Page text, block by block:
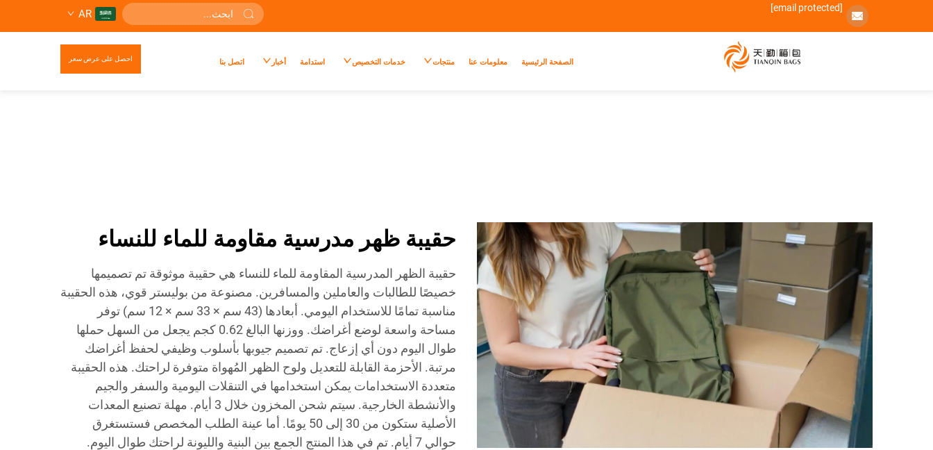
[email protected]
AR
الصفحة الرئيسية معلومات عنا منتجات خدمات التخصيص استدامة أخبار اتصل بنا احصل على عرض سعر
حقيبة ظهر مدرسية مقاومة للماء للنساء
حقيبة الظهر المدرسية المقاومة للماء للنساء هي حقيبة موثوقة تم تصميمها
خصيصًا للطالبات والعاملين والمسافرين. مصنوعة من بوليستر قوي، هذه الحقيبة
مناسبة تمامًا للاستخدام اليومي. أبعادها (43 سم × 33 سم × 12 سم) توفر
مساحة واسعة لوضع أغراضك. ووزنها البالغ 0.62 كجم يجعل من السهل حملها
طوال اليوم دون أي إزعاج. تم تصميم جيوبها بأسلوب وظيفي لحفظ أغراضك
مرتبة. الأحزمة القابلة للتعديل ولوح الظهر المُهواة متوفرة لراحتك. هذه الحقيبة
متعددة الاستخدامات يمكن استخدامها في التنقلات اليومية والسفر والجيم
والأنشطة الخارجية. سيتم شحن المخزون خلال 3 أيام. مهلة تصنيع المعدات
الأصلية ستكون من 30 إلى 50 يومًا. أما عينة الطلب المخصص فستستغرق
حوالي 7 أيام. تم في هذا المنتج الجمع بين البنية والليونة لراحتك طوال اليوم.